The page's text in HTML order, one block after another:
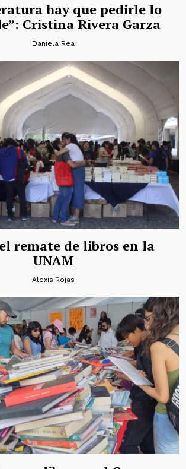
hay que pedirle lo
Cristina Rivera Garza
Daniela Rea
remate de libros en la
UNAM
Alexis Rojas